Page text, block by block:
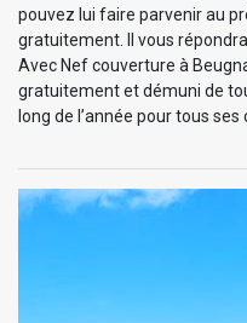
pouvez lui faire parvenir au
gratuitement. Il vous
Avec Nef couverture à
gratuitement et démuni de
long de l’année pour tous ses